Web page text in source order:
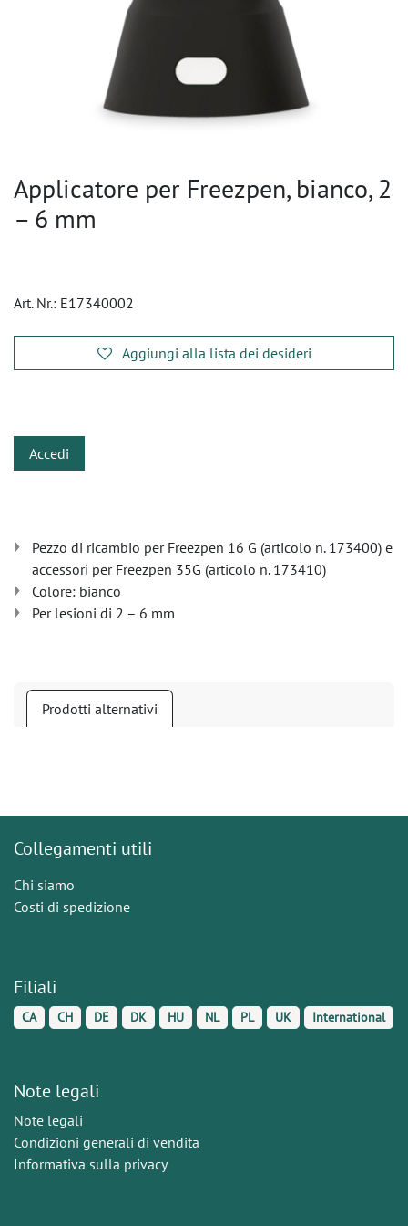
Applicatore per Freezpen, bianco, 2
– 6 mm
Art. Nr.: E17340002
Aggiungi alla lista dei desideri
Accedi
Pezzo di ricambio per Freezpen 16 G (articolo n. 173400) e
accessori per Freezpen 35G (articolo n. 173410)
Colore: bianco
Per lesioni di 2 – 6 mm
Prodotti alternativi
Collegamenti utili
Chi siamo
Costi di spedizione
Filiali
CA CH DE DK HU NL PL UK International
Note legali
Note legali
Condizioni generali di vendita
Informativa sulla privacy